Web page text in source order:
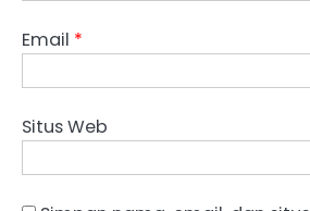
Email *
Situs Web